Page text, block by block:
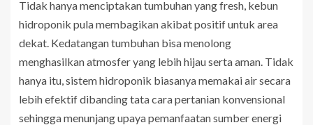
Tidak hanya menciptakan tumbuhan yang fresh, kebun
hidroponik pula membagikan akibat positif untuk area
dekat. Kedatangan tumbuhan bisa menolong
menghasilkan atmosfer yang lebih hijau serta aman. Tidak
hanya itu, sistem hidroponik biasanya memakai air secara
lebih efektif dibanding tata cara pertanian konvensional
sehingga menunjang upaya pemanfaatan sumber energi